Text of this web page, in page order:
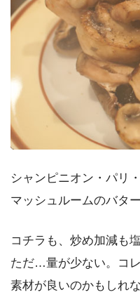
シャンピニオン・パリ
マッシュルームのバタ
コチラも、炒め加減も
ただ…量が少ない。コ
素材が良いのかもしれな